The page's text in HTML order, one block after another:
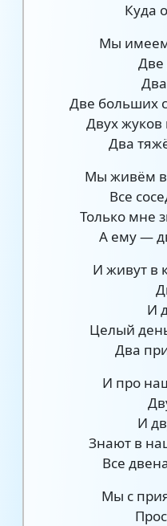
Куда
Мы
Две
Две больших
Двух жуков
Два
Мы живём в
Все
Только мне
А ему —
И живут в
И
Целый
Два
И про
И
Знают в
Все
Мы с